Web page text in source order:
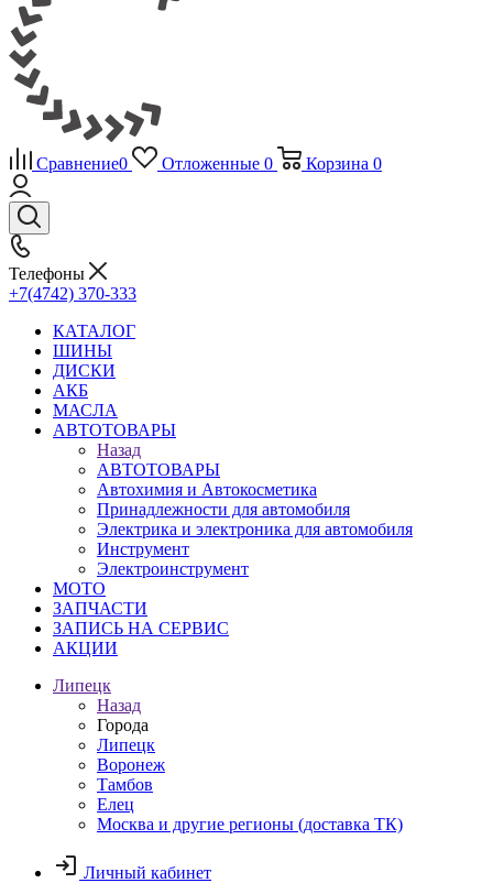
Сравнение0 Отложенные 0 Корзина 0
Телефоны
+7(4742) 370-333
КАТАЛОГ
ШИНЫ
ДИСКИ
АКБ
МАСЛА
АВТОТОВАРЫ
Назад
АВТОТОВАРЫ
Автохимия и Автокосметика
Принадлежности для автомобиля
Электрика и электроника для автомобиля
Инструмент
Электроинструмент
МОТО
ЗАПЧАСТИ
ЗАПИСЬ НА СЕРВИС
АКЦИИ
Липецк
Назад
Города
Липецк
Воронеж
Тамбов
Елец
Москва и другие регионы (доставка ТК)
Личный кабинет